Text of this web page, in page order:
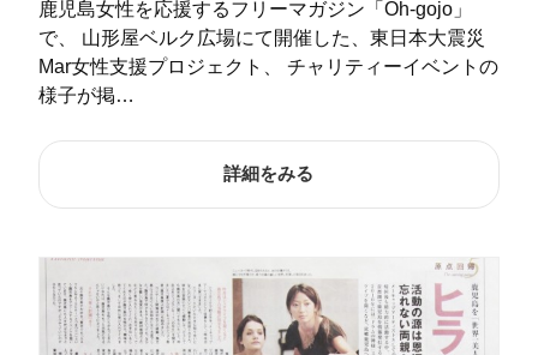
鹿児島女性を応援するフリーマガジン「Oh-gojo」
で、 山形屋ベルク広場にて開催した、東日本大震災
Mar女性支援プロジェクト、 チャリティーイベントの
様子が掲…
詳細をみる